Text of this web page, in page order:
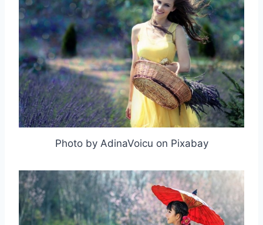
Photo by AdinaVoicu on Pixabay
取消 搜索